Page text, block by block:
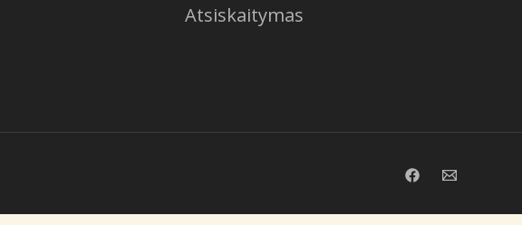
Atsiskaitymas